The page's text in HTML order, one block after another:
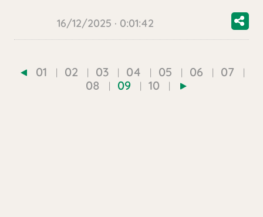
16/12/2025 · 0:01:42
01 02 03 04 05 06
07
08
09 10